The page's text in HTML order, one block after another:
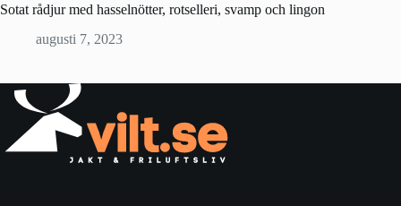
Sotat rådjur med hasselnötter, rotselleri, svamp och lingon
augusti 7, 2023